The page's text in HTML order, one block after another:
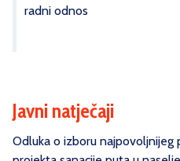
radni odnos
Javni natječaji
Odluka o izboru najpovoljnijeg